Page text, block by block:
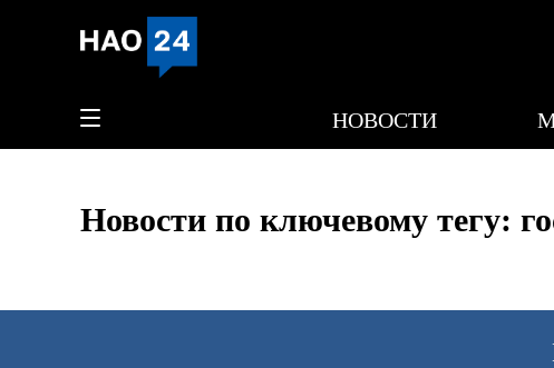
НОВОСТИ
Новости по ключевому тегу: